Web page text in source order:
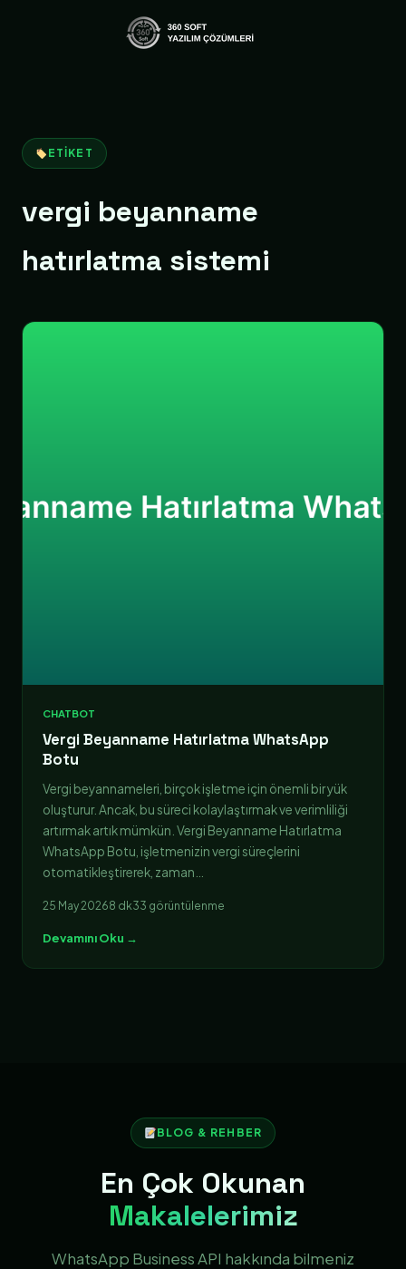
ETIKET
vergi beyanname
hatırlatma sistemi
CHATBOT
Vergi Beyanname Hatırlatma WhatsApp
Botu
Vergi beyannameleri, birçok işletme için önemli bir yük
oluşturur. Ancak, bu süreci kolaylaştırmak ve verimliliği
artırmak artık mümkün. Vergi Beyanname Hatırlatma
WhatsApp Botu, işletmenizin vergi süreçlerini
otomatikleştirerek, zaman…
25 May 20268 dk33 görüntülenme
Devamını Oku →
BLOG & REHBER
En Çok Okunan
Makalelerimiz
WhatsApp Business API hakkında bilmeniz